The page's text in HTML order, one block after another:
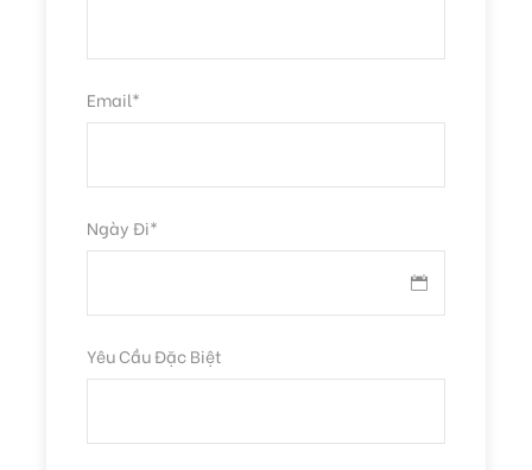
Email*
Ngày Đi*
Yêu Cầu Đặc Biệt
GIÁ TRẢI NGHIỆM TÀU KÉO
Hình ảnh trải nghiệm